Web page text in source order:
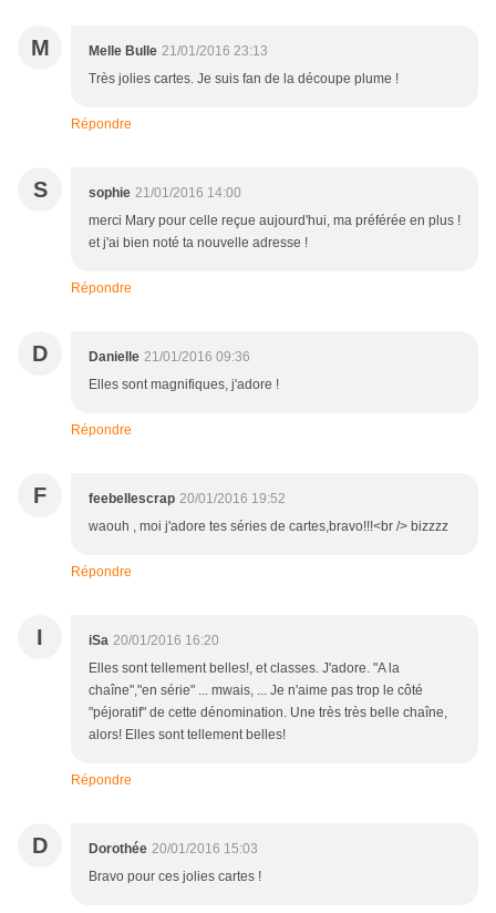
M Melle Bulle 21/01/2016 23:13
Très jolies cartes. Je suis fan de la découpe plume !
Répondre
S sophie 21/01/2016 14:00
merci Mary pour celle reçue aujourd'hui, ma préférée en plus !
et j'ai bien noté ta nouvelle adresse !
Répondre
D Danielle 21/01/2016 09:36
Elles sont magnifiques, j'adore !
Répondre
F feebellescrap 20/01/2016 19:52
waouh , moi j'adore tes séries de cartes,bravo!!!<br /> bizzzz
Répondre
I iSa 20/01/2016 16:20
Elles sont tellement belles!, et classes. J'adore. "A la
chaîne","en série" ... mwais, ... Je n'aime pas trop le côté
"péjoratif" de cette dénomination. Une très très belle chaîne,
alors! Elles sont tellement belles!
Répondre
D Dorothée 20/01/2016 15:03
Bravo pour ces jolies cartes !